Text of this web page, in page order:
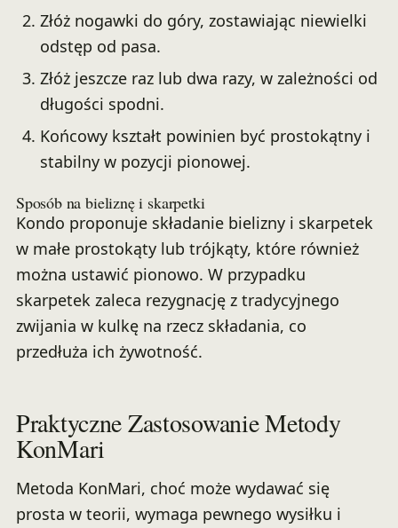
Złóż nogawki do góry, zostawiając niewielki
odstęp od pasa.
Złóż jeszcze raz lub dwa razy, w zależności od
długości spodni.
Końcowy kształt powinien być prostokątny i
stabilny w pozycji pionowej.
Sposób na bieliznę i skarpetki
Kondo proponuje składanie bielizny i skarpetek
w małe prostokąty lub trójkąty, które również
można ustawić pionowo. W przypadku
skarpetek zaleca rezygnację z tradycyjnego
zwijania w kulkę na rzecz składania, co
przedłuża ich żywotność.
Praktyczne Zastosowanie Metody
KonMari
Metoda KonMari, choć może wydawać się
prosta w teorii, wymaga pewnego wysiłku i